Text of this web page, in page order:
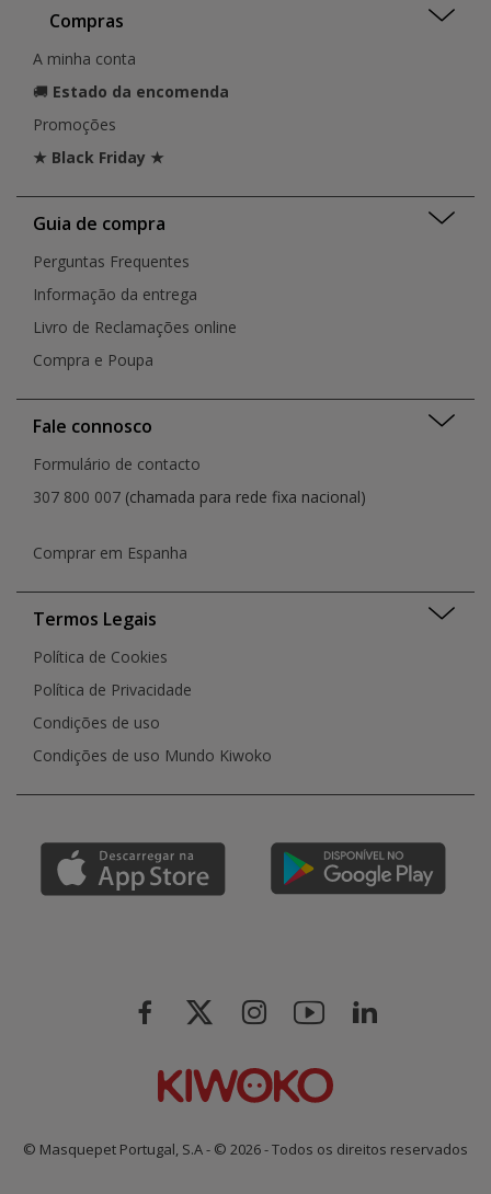
Compras
A minha conta
🚚 Estado da encomenda
Promoções
★ Black Friday ★
Guia de compra
Perguntas Frequentes
Informação da entrega
Livro de Reclamações online
Compra e Poupa
Fale connosco
Formulário de contacto
307 800 007 (chamada para rede fixa nacional)
Comprar em Espanha
Termos Legais
Política de Cookies
Política de Privacidade
Condições de uso
Condições de uso Mundo Kiwoko
© Masquepet Portugal, S.A - © 2026 - Todos os direitos reservados